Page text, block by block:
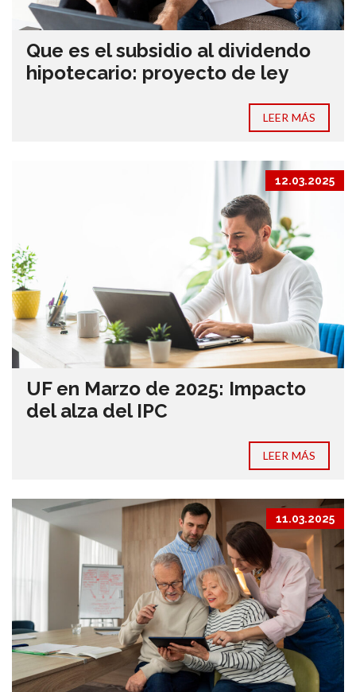
Que es el subsidio al dividendo
hipotecario: proyecto de ley
LEER MÁS
12.03.2025
UF en Marzo de 2025: Impacto
del alza del IPC
LEER MÁS
11.03.2025